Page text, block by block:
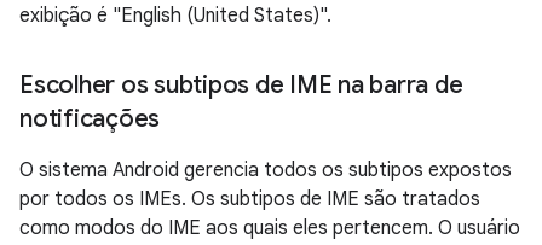
exibição é "English (United States)".
Escolher os subtipos de IME na barra de
notificações
O sistema Android gerencia todos os subtipos expostos
por todos os IMEs. Os subtipos de IME são tratados
como modos do IME aos quais eles pertencem. O usuário